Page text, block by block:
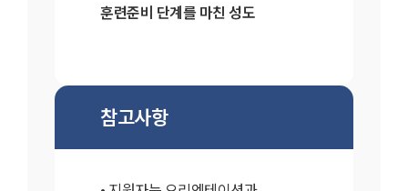
훈련준비 단계를 마친 성도
참고사항